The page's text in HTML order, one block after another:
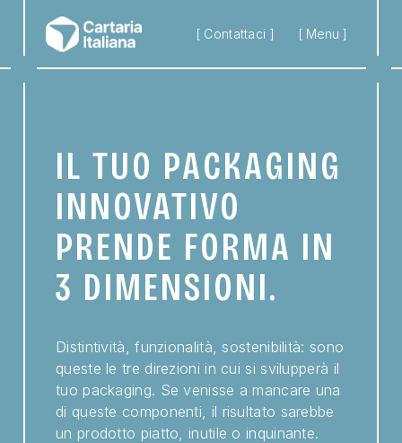
[ Contattaci ] [ Menu ]
IL TUO PACKAGING
INNOVATIVO
PRENDE FORMA IN
3 DIMENSIONI.
Distintività, funzionalità, sostenibilità: sono
queste le tre direzioni in cui si svilupperà il
tuo packaging. Se venisse a mancare una
di queste componenti, il risultato sarebbe
un prodotto piatto, inutile o inquinante.